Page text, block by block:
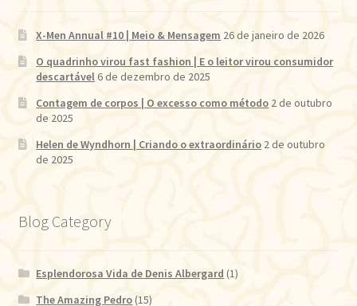
X-Men Annual #10 | Meio & Mensagem 26 de janeiro de 2026
O quadrinho virou fast fashion | E o leitor virou consumidor
descartável 6 de dezembro de 2025
Contagem de corpos | O excesso como método 2 de outubro
de 2025
Helen de Wyndhorn | Criando o extraordinário 2 de outubro
de 2025
Blog Category
Esplendorosa Vida de Denis Albergard (1)
The Amazing Pedro(15)